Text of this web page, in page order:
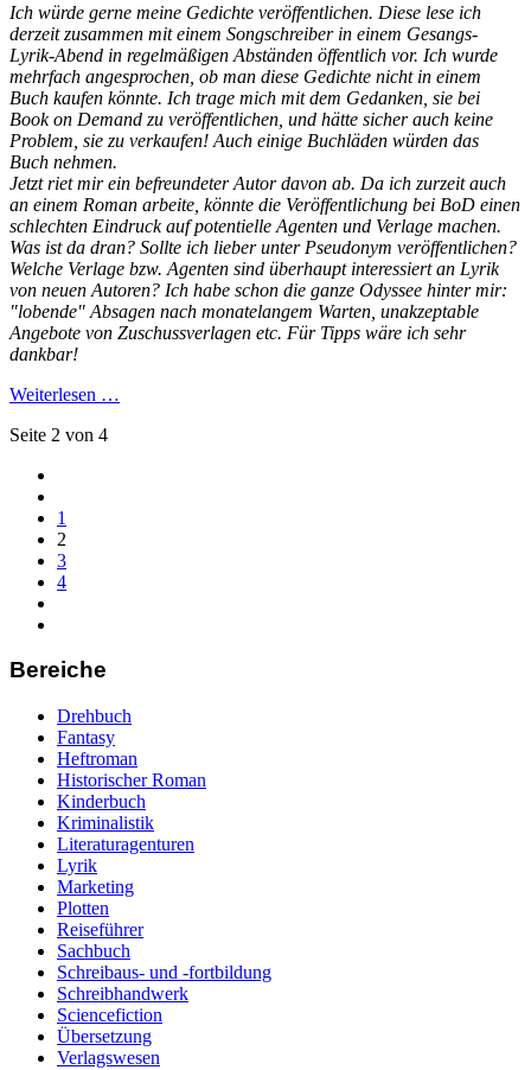
Ich würde gerne meine Gedichte veröffentlichen. Diese lese ich
derzeit zusammen mit einem Songschreiber in einem Gesangs-
Lyrik-Abend in regelmäßigen Abständen öffentlich vor. Ich wurde
mehrfach angesprochen, ob man diese Gedichte nicht in einem
Buch kaufen könnte. Ich trage mich mit dem Gedanken, sie bei
Book on Demand zu veröffentlichen, und hätte sicher auch keine
Problem, sie zu verkaufen! Auch einige Buchläden würden das
Buch nehmen.
Jetzt riet mir ein befreundeter Autor davon ab. Da ich zurzeit auch
an einem Roman arbeite, könnte die Veröffentlichung bei BoD einen
schlechten Eindruck auf potentielle Agenten und Verlage machen.
Was ist da dran? Sollte ich lieber unter Pseudonym veröffentlichen?
Welche Verlage bzw. Agenten sind überhaupt interessiert an Lyrik
von neuen Autoren? Ich habe schon die ganze Odyssee hinter mir:
"lobende" Absagen nach monatelangem Warten, unakzeptable
Angebote von Zuschussverlagen etc. Für Tipps wäre ich sehr
dankbar!
Weiterlesen …
Seite 2 von 4
1
2
3
4
Bereiche
Drehbuch
Fantasy
Heftroman
Historischer Roman
Kinderbuch
Kriminalistik
Literaturagenturen
Lyrik
Marketing
Plotten
Reiseführer
Sachbuch
Schreibaus- und -fortbildung
Schreibhandwerk
Sciencefiction
Übersetzung
Verlagswesen